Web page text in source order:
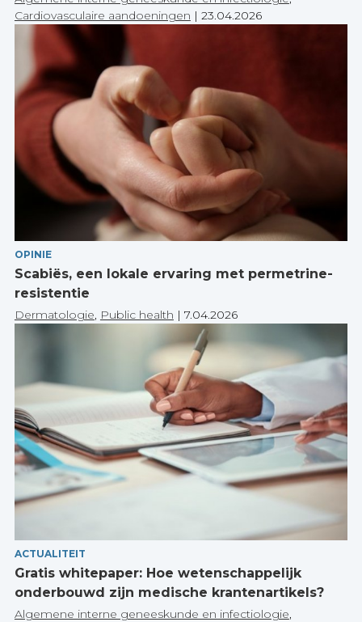
Cardiovasculaire aandoeningen | 23.04.2026
OPINIE
Scabiës, een lokale ervaring met permetrine-
resistentie
Dermatologie, Public health | 7.04.2026
ACTUALITEIT
Gratis whitepaper: Hoe wetenschappelijk
onderbouwd zijn medische krantenartikels?
Algemene interne geneeskunde en infectiologie